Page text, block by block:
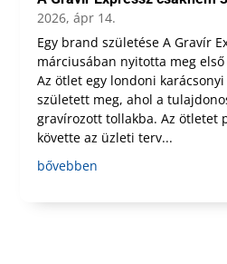
2026, ápr 14.
Egy brand születése A Gravír
márciusában nyitotta meg
Az ötlet egy londoni
született meg, ahol a
gravírozott tollakba. Az ötletet
követte az üzleti terv...
bővebben